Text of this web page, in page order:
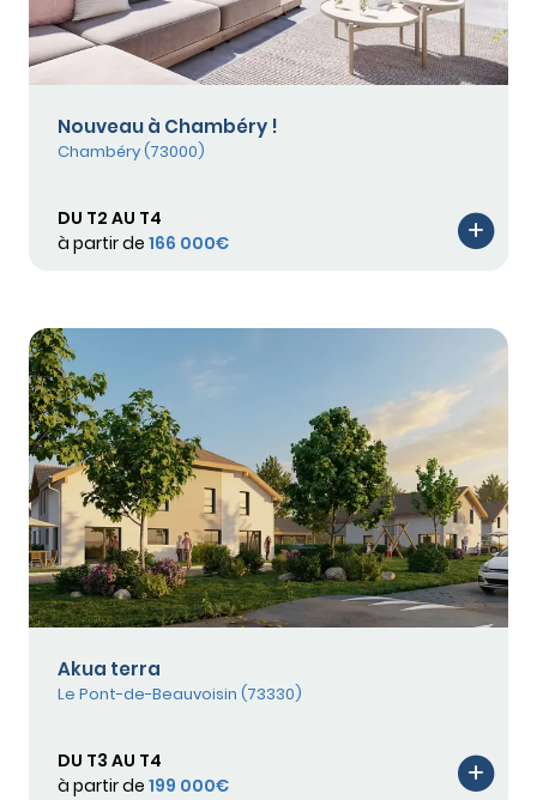
Nouveau à Chambéry !
Chambéry (73000)
DU T2 AU T4
à partir de 166 000€
Akua terra
Le Pont-de-Beauvoisin (73330)
DU T3 AU T4
à partir de 199 000€